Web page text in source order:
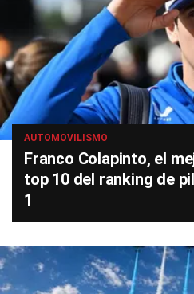
AUTOMOVILISMO
Franco Colapinto, el
top 10 del ranking de
1